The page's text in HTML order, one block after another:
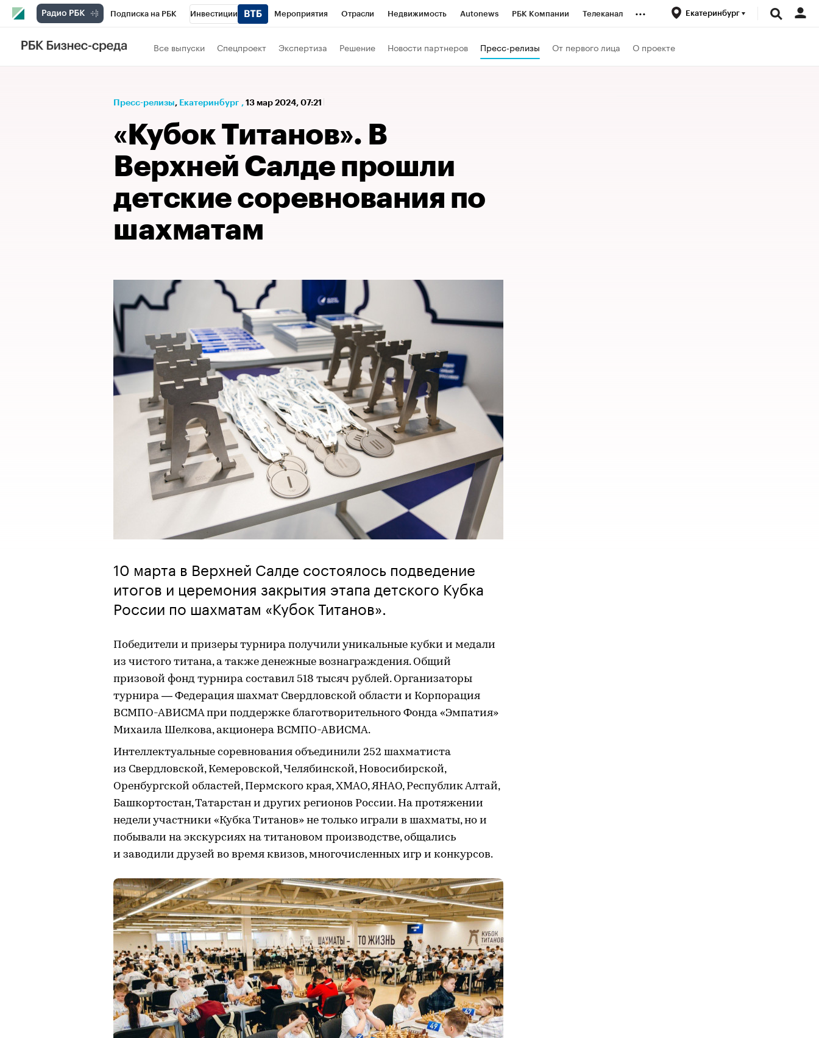
Подписка на РБК Инвестиции Мероприятия Отрасли Недвижимость Autonews РБК Компании Телеканал
РБК Вино
Проверка контрагентов Политика Технологии и медиа
... Екатеринбург
Все выпуски Спецпроект Экспертиза Решение Новости партнеров Пресс-релизы От первого лица О проекте
Пресс-релизы⁠, Екатеринбург , 13 мар 2024, 07:21
«Кубок Титанов». В
Верхней Салде прошли
детские соревнования по
шахматам
10 марта в Верхней Салде состоялось подведение
итогов и церемония закрытия этапа детского Кубка
России по шахматам «Кубок Титанов».
Победители и призеры турнира получили уникальные кубки и медали
из чистого титана, а также денежные вознаграждения. Общий
призовой фонд турнира составил 518 тысяч рублей. Организаторы
турнира — Федерация шахмат Свердловской области и Корпорация
ВСМПО-АВИСМА при поддержке благотворительного Фонда «Эмпатия»
Михаила Шелкова, акционера ВСМПО-АВИСМА.
Интеллектуальные соревнования объединили 252 шахматиста
из Свердловской, Кемеровской, Челябинской, Новосибирской,
Оренбургской областей, Пермского края, ХМАО, ЯНАО, Республик Алтай,
Башкортостан, Татарстан и других регионов России. На протяжении
недели участники «Кубка Титанов» не только играли в шахматы, но и
побывали на экскурсиях на титановом производстве, общались
и заводили друзей во время квизов, многочисленных игр и конкурсов.